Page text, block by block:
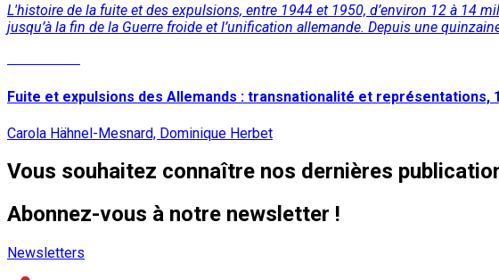
L'histoire de la fuite et des expulsions, entre 1944 et 1950, d’environ 12 à 14
jusqu’à la fin de la Guerre froide et l’unification allemande. Depuis une
Fuite et expulsions des Allemands : transnationalité et représentations,
Carola Hähnel-Mesnard, Dominique Herbet
Vous souhaitez connaître nos dernières
Abonnez-vous à notre newsletter !
Newsletters